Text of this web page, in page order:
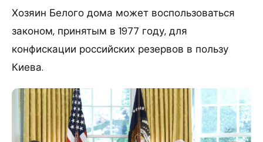
Хозяин Белого дома может воспользоваться
законом, принятым в 1977 году, для
конфискации российских резервов в пользу
Киева.